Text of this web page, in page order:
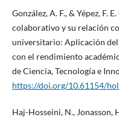
González, A. F., & Yépez, F.
colaborativo y su relación
universitario: Aplicación
con el rendimiento
de Ciencia, Tecnología e
https://doi.org/10.61154/
Haj-Hosseini, N., Jonasson,